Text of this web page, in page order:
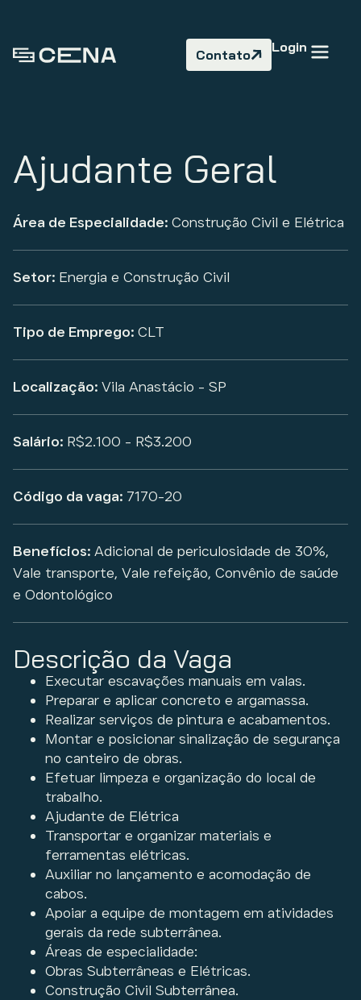
Contato Login
Ajudante Geral
Área de Especialidade: Construção Civil e Elétrica
Setor: Energia e Construção Civil
Tipo de Emprego: CLT
Localização: Vila Anastácio - SP
Salário: R$2.100 - R$3.200
Código da vaga: 7170-20
Benefícios: Adicional de periculosidade de 30%,
Vale transporte, Vale refeição, Convênio de saúde
e Odontológico
Descrição da Vaga
Executar escavações manuais em valas.
Preparar e aplicar concreto e argamassa.
Realizar serviços de pintura e acabamentos.
Montar e posicionar sinalização de segurança
no canteiro de obras.
Efetuar limpeza e organização do local de
trabalho.
Ajudante de Elétrica
Transportar e organizar materiais e
ferramentas elétricas.
Auxiliar no lançamento e acomodação de
cabos.
Apoiar a equipe de montagem em atividades
gerais da rede subterrânea.
Áreas de especialidade:
Obras Subterrâneas e Elétricas.
Construção Civil Subterrânea.